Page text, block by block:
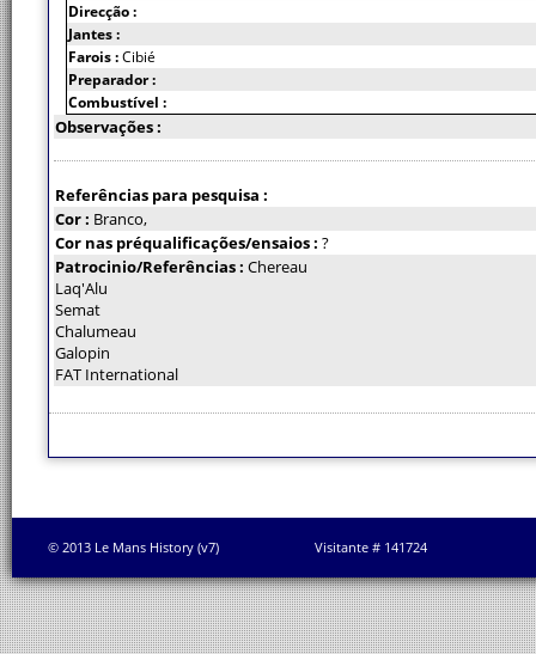
Direcção :
Jantes :
Farois :Cibié
Preparador :
Combustível :
Observações :
Referências para pesquisa :
Cor : Branco,
Cor nas préqualificações/ensaios : ?
Patrocinio/Referências : Chereau
Laq'Alu
Semat
Chalumeau
Galopin
FAT International
© 2013 Le Mans History (v7) Visitante # 141724